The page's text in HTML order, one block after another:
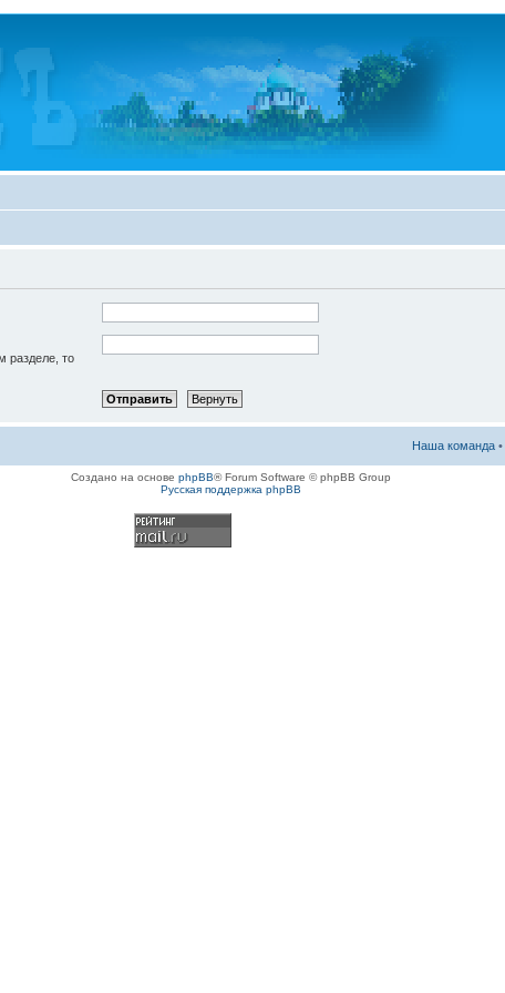
разделе, то
Наша команда •
Создано на основе phpBB® Forum Software © phpBB Group
Русская поддержка phpBB